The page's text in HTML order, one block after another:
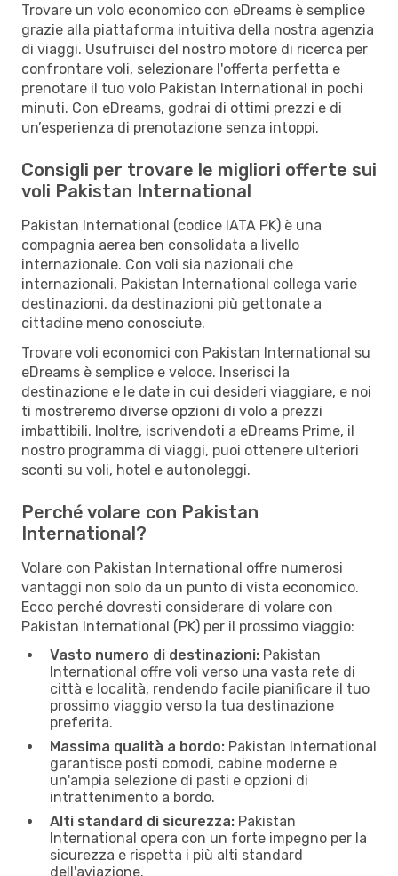
Trovare un volo economico con eDreams è semplice
grazie alla piattaforma intuitiva della nostra agenzia
di viaggi. Usufruisci del nostro motore di ricerca per
confrontare voli, selezionare l'offerta perfetta e
prenotare il tuo volo Pakistan International in pochi
minuti. Con eDreams, godrai di ottimi prezzi e di
un’esperienza di prenotazione senza intoppi.
Consigli per trovare le migliori offerte sui
voli Pakistan International
Pakistan International (codice IATA PK) è una
compagnia aerea ben consolidata a livello
internazionale. Con voli sia nazionali che
internazionali, Pakistan International collega varie
destinazioni, da destinazioni più gettonate a
cittadine meno conosciute.
Trovare voli economici con Pakistan International su
eDreams è semplice e veloce. Inserisci la
destinazione e le date in cui desideri viaggiare, e noi
ti mostreremo diverse opzioni di volo a prezzi
imbattibili. Inoltre, iscrivendoti a eDreams Prime, il
nostro programma di viaggi, puoi ottenere ulteriori
sconti su voli, hotel e autonoleggi.
Perché volare con Pakistan
International?
Volare con Pakistan International offre numerosi
vantaggi non solo da un punto di vista economico.
Ecco perché dovresti considerare di volare con
Pakistan International (PK) per il prossimo viaggio:
Vasto numero di destinazioni: Pakistan
International offre voli verso una vasta rete di
città e località, rendendo facile pianificare il tuo
prossimo viaggio verso la tua destinazione
preferita.
Massima qualità a bordo: Pakistan International
garantisce posti comodi, cabine moderne e
un'ampia selezione di pasti e opzioni di
intrattenimento a bordo.
Alti standard di sicurezza: Pakistan
International opera con un forte impegno per la
sicurezza e rispetta i più alti standard
dell'aviazione.